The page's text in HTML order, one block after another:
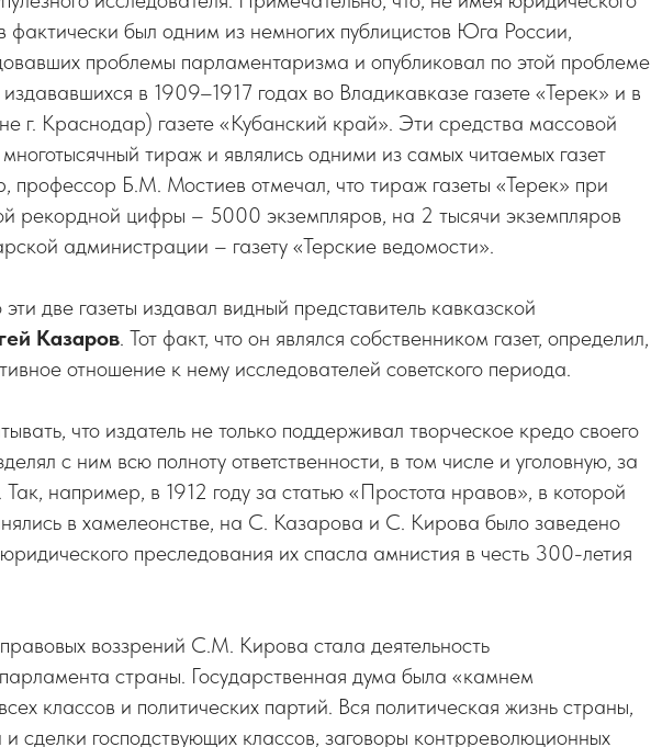
фактически был одним из немногих публицистов Юга России,
проблемы парламентаризма и опубликовал по этой проблеме
в 1909–1917 годах во Владикавказе газете «Терек» и в
г. Краснодар) газете «Кубанский край». Эти средства массовой
тираж и являлись одними из самых читаемых газет
профессор Б.М. Мостиев отмечал, что тираж газеты «Терек» при
рекордной цифры – 5000 экземпляров, на 2 тысячи экземпляров
администрации – газету «Терские ведомости».
две газеты издавал видный представитель кавказской
Казаров. Тот факт, что он являлся собственником газет, определил,
отношение к нему исследователей советского периода.
что издатель не только поддерживал творческое кредо своего
с ним всю полноту ответственности, в том числе и уголовную, за
например, в 1912 году за статью «Простота нравов», в которой
в хамелеонстве, на С. Казарова и С. Кирова было заведено
преследования их спасла амнистия в честь 300-летия
воззрений С.М. Кирова стала деятельность
страны. Государственная дума была «камнем
классов и политических партий. Вся политическая жизнь страны,
и сделки господствующих классов, заговоры контрреволюционных